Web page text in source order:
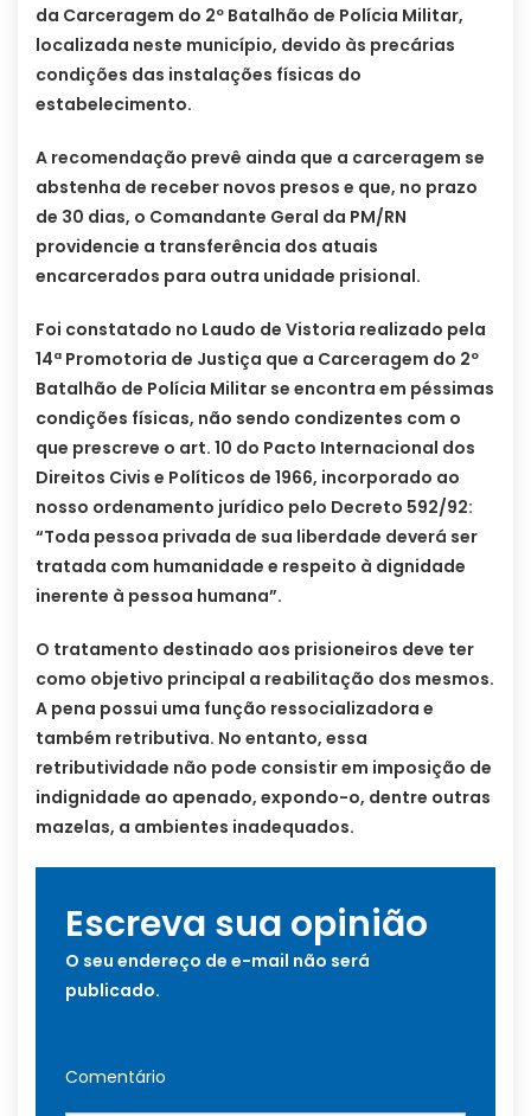
da Carceragem do 2º Batalhão de Polícia Militar,
localizada neste município, devido às precárias
condições das instalações físicas do
estabelecimento.
A recomendação prevê ainda que a carceragem se
abstenha de receber novos presos e que, no prazo
de 30 dias, o Comandante Geral da PM/RN
providencie a transferência dos atuais
encarcerados para outra unidade prisional.
Foi constatado no Laudo de Vistoria realizado pela
14ª Promotoria de Justiça que a Carceragem do 2º
Batalhão de Polícia Militar se encontra em péssimas
condições físicas, não sendo condizentes com o
que prescreve o art. 10 do Pacto Internacional dos
Direitos Civis e Políticos de 1966, incorporado ao
nosso ordenamento jurídico pelo Decreto 592/92:
“Toda pessoa privada de sua liberdade deverá ser
tratada com humanidade e respeito à dignidade
inerente à pessoa humana”.
O tratamento destinado aos prisioneiros deve ter
como objetivo principal a reabilitação dos mesmos.
A pena possui uma função ressocializadora e
também retributiva. No entanto, essa
retributividade não pode consistir em imposição de
indignidade ao apenado, expondo-o, dentre outras
mazelas, a ambientes inadequados.
Escreva sua opinião
O seu endereço de e-mail não será
publicado.
Comentário